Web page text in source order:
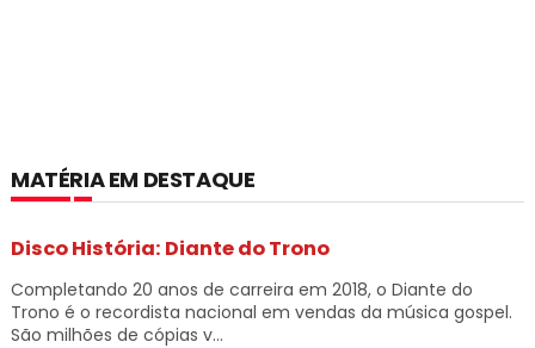
MATÉRIA EM DESTAQUE
Disco História: Diante do Trono
Completando 20 anos de carreira em 2018, o Diante do
Trono é o recordista nacional em vendas da música gospel.
São milhões de cópias v...